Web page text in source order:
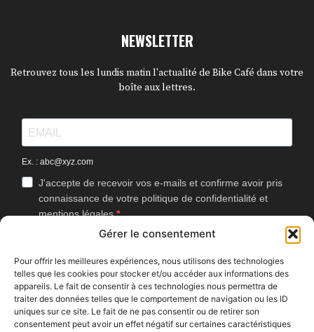
Gérer le consentement
Pour offrir les meilleures expériences, nous utilisons des technologies
telles que les cookies pour stocker et/ou accéder aux informations des
appareils. Le fait de consentir à ces technologies nous permettra de
traiter des données telles que le comportement de navigation ou les ID
uniques sur ce site. Le fait de ne pas consentir ou de retirer son
consentement peut avoir un effet négatif sur certaines caractéristiques
NEWSLETTER
Retrouvez tous les lundis matin l'actualité de Bike Café dans votre
boîte aux lettres.
Ex. : abc@xyz.com
J'accepte de recevoir vos e-mails et confirme avoir pris
connaissance de votre politique de confidentialité et
mentions légales.
Vous pouvez vous désinscrire à tout moment en cliquant sur le lien
J'accepte que Bike Café mesure l'ouverture des
newsletters afin d'améliorer les contenus proposés.